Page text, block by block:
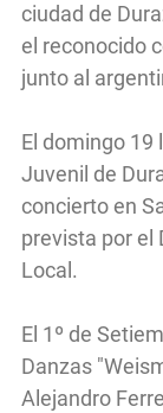
ciudad de
el reconocido
junto al
El domingo 19
Juvenil de
concierto en
prevista por el
Local.
El 1º de
Danzas
Alejandro